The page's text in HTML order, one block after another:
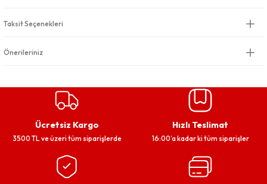
Taksit Seçenekleri
Önerileriniz
Ücretsiz Kargo
3500 TL ve üzeri tüm siparişlerde
Hızlı Teslimat
16:00’a kadar ki tüm siparişler